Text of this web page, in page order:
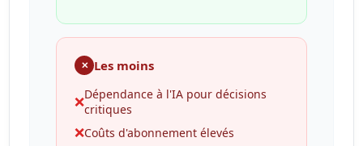
✕ Les moins
❌Dépendance à l'IA pour décisions
critiques
❌Coûts d'abonnement élevés